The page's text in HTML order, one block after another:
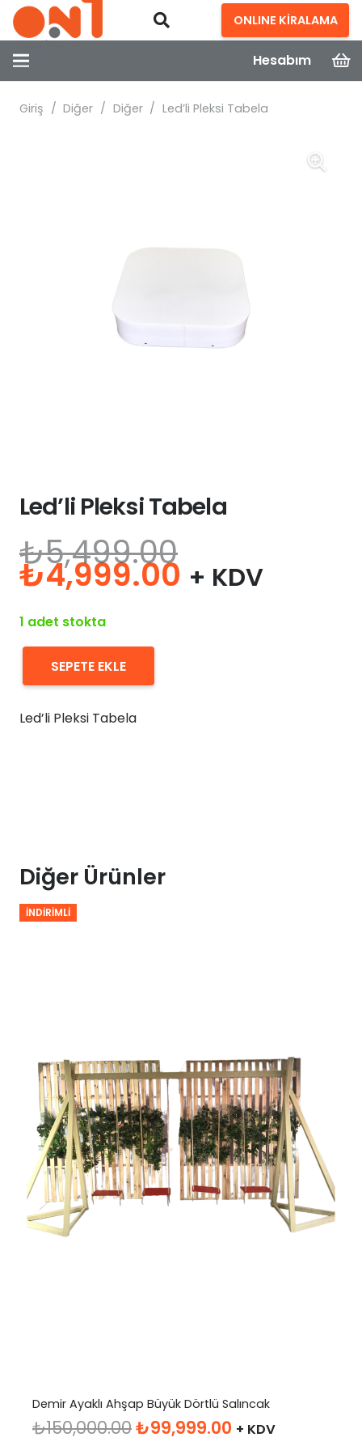
ONLINE KİRALAMA
Hesabım
Giriş / Diğer / Diğer / Led’li Pleksi Tabela
Led’li Pleksi Tabela
₺5,499.00
Orijinal
fiyat:
₺5,499.00.
₺4,999.00 Şu
andaki
+ KDV
1 adet stokta
Tabela
SEPETE EKLE
Led’li Pleksi Tabela
Diğer Ürünler
İNDIRIMLI
Demir Ayaklı Ahşap Büyük Dörtlü Salıncak
₺150,000.00Orijinal
₺99,999.00 Şu
+ KDV